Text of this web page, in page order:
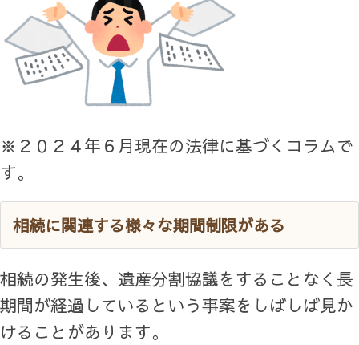
※２０２４年６月現在の法律に基づくコラムで
す。
相続に関連する様々な期間制限がある
相続の発生後、遺産分割協議をすることなく長
期間が経過しているという事案をしばしば見か
けることがあります。